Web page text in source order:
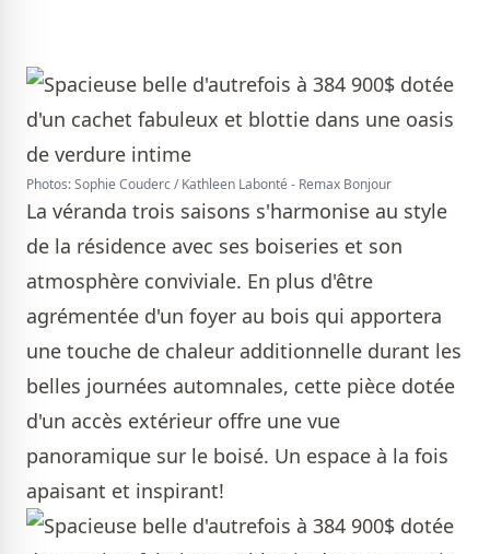
Photos: Sophie Couderc / Kathleen Labonté - Remax Bonjour
La véranda trois saisons s'harmonise au style
de la résidence avec ses boiseries et son
atmosphère conviviale. En plus d'être
agrémentée d'un foyer au bois qui apportera
une touche de chaleur additionnelle durant les
belles journées automnales, cette pièce dotée
d'un accès extérieur offre une vue
panoramique sur le boisé. Un espace à la fois
apaisant et inspirant!